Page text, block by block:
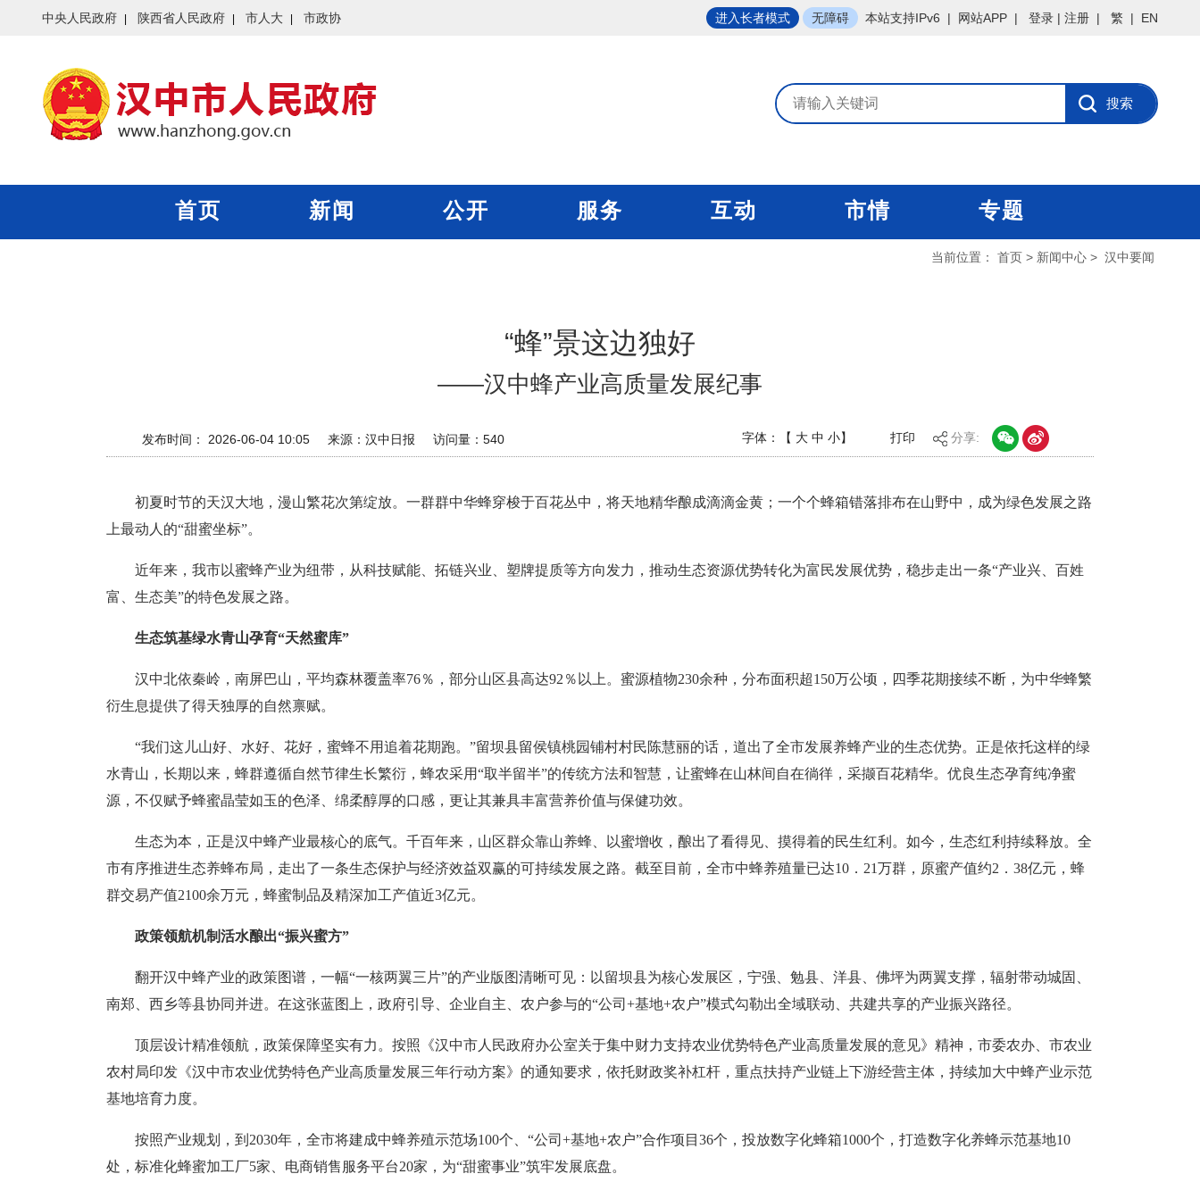
中央人民政府 陕西省人民政府 市人大 市政协 进入长者模式 无障碍 本站支持IPv6 | 网站APP | 登录 | 注册 | 繁 | EN
首页 新闻 公开 服务 互动 市情 专题
当前位置： 首页 > 新闻中心 > 汉中要闻
“蜂”景这边独好
——汉中蜂产业高质量发展纪事
发布时间： 2026-06-04 10:05 来源： 汉中日报 访问量： 540 字体：【 大 中 小】 打印 分享:
初夏时节的天汉大地，漫山繁花次第绽放。一群群中华蜂穿梭于百花丛中，将天地精华酿成滴滴金黄；一个个蜂箱错落排布在山野中，成为绿色发展之路
上最动人的“甜蜜坐标”。
近年来，我市以蜜蜂产业为纽带，从科技赋能、拓链兴业、塑牌提质等方向发力，推动生态资源优势转化为富民发展优势，稳步走出一条“产业兴、百姓
富、生态美”的特色发展之路。
生态筑基绿水青山孕育“天然蜜库”
汉中北依秦岭，南屏巴山，平均森林覆盖率76％，部分山区县高达92％以上。蜜源植物230余种，分布面积超150万公顷，四季花期接续不断，为中华蜂繁
衍生息提供了得天独厚的自然禀赋。
“我们这儿山好、水好、花好，蜜蜂不用追着花期跑。”留坝县留侯镇桃园铺村村民陈慧丽的话，道出了全市发展养蜂产业的生态优势。正是依托这样的绿
水青山，长期以来，蜂群遵循自然节律生长繁衍，蜂农采用“取半留半”的传统方法和智慧，让蜜蜂在山林间自在徜徉，采撷百花精华。优良生态孕育纯净蜜
源，不仅赋予蜂蜜晶莹如玉的色泽、绵柔醇厚的口感，更让其兼具丰富营养价值与保健功效。
生态为本，正是汉中蜂产业最核心的底气。千百年来，山区群众靠山养蜂、以蜜增收，酿出了看得见、摸得着的民生红利。如今，生态红利持续释放。全
市有序推进生态养蜂布局，走出了一条生态保护与经济效益双赢的可持续发展之路。截至目前，全市中蜂养殖量已达10．21万群，原蜜产值约2．38亿元，蜂
群交易产值2100余万元，蜂蜜制品及精深加工产值近3亿元。
政策领航机制活水酿出“振兴蜜方”
翻开汉中蜂产业的政策图谱，一幅“一核两翼三片”的产业版图清晰可见：以留坝县为核心发展区，宁强、勉县、洋县、佛坪为两翼支撑，辐射带动城固、
南郑、西乡等县协同并进。在这张蓝图上，政府引导、企业自主、农户参与的“公司+基地+农户”模式勾勒出全域联动、共建共享的产业振兴路径。
顶层设计精准领航，政策保障坚实有力。按照《汉中市人民政府办公室关于集中财力支持农业优势特色产业高质量发展的意见》精神，市委农办、市农业
农村局印发《汉中市农业优势特色产业高质量发展三年行动方案》的通知要求，依托财政奖补杠杆，重点扶持产业链上下游经营主体，持续加大中蜂产业示范
基地培育力度。
按照产业规划，到2030年，全市将建成中蜂养殖示范场100个、“公司+基地+农户”合作项目36个，投放数字化蜂箱1000个，打造数字化养蜂示范基地10
处，标准化蜂蜜加工厂5家、电商销售服务平台20家，为“甜蜜事业”筑牢发展底盘。